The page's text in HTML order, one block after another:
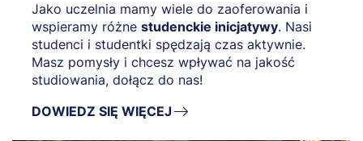
Jako uczelnia mamy wiele do zaoferowania i
wspieramy różne studenckie inicjatywy. Nasi
studenci i studentki spędzają czas aktywnie.
Masz pomysły i chcesz wpływać na jakość
studiowania, dołącz do nas!
DOWIEDZ SIĘ WIĘCEJ